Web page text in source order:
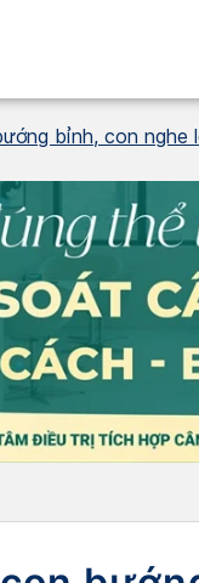
bỉnh, con nghe